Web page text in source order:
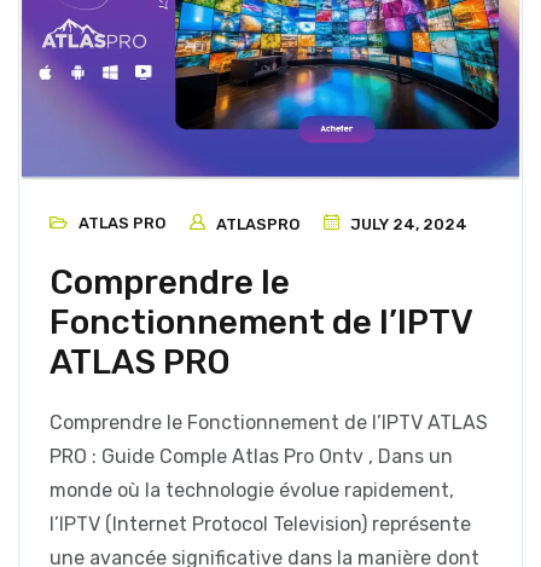
ATLAS PRO ATLASPRO JULY 24, 2024
Comprendre le
Fonctionnement de l’IPTV
ATLAS PRO
Comprendre le Fonctionnement de l’IPTV ATLAS
PRO : Guide Comple Atlas Pro Ontv , Dans un
monde où la technologie évolue rapidement,
l’IPTV (Internet Protocol Television) représente
une avancée significative dans la manière dont